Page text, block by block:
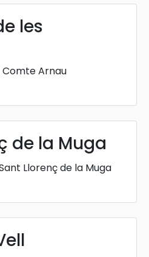
les
Comte Arnau
de la Muga
Llorenç de la Muga